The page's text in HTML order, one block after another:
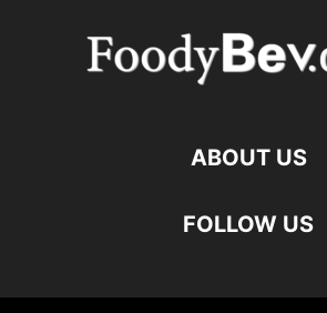
ABOUT US
FOLLOW US